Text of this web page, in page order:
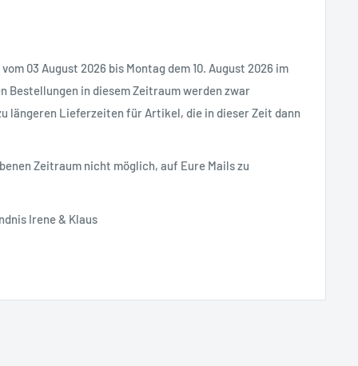
03 August 2026 bis Montag dem 10. August 2026 im
Bestellungen in diesem Zeitraum werden zwar
längeren Lieferzeiten für Artikel, die in dieser Zeit dann
Zeitraum nicht möglich, auf Eure Mails zu
Irene & Klaus